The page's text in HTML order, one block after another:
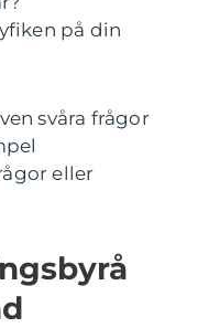
på din
svåra frågor
eller